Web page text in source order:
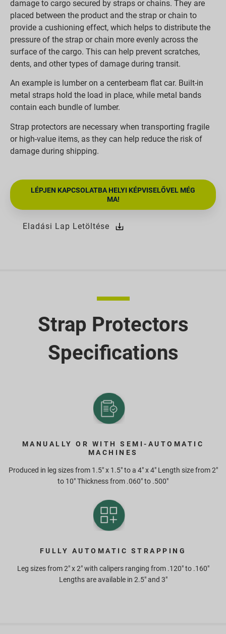
damage to cargo secured by straps or chains. They are
placed between the product and the strap or chain to
provide a cushioning effect, which helps to distribute the
pressure of the strap or chain more evenly across the
surface of the cargo. This can help prevent scratches,
dents, and other types of damage during transit.
An example is lumber on a centerbeam flat car. Built-in
metal straps hold the load in place, while metal bands
contain each bundle of lumber.
Strap protectors are necessary when transporting fragile
or high-value items, as they can help reduce the risk of
damage during shipping.
LÉPJEN KAPCSOLATBA HELYI KÉPVISELŐVEL MÉG
MA!
Eladási Lap Letöltése
Strap Protectors
Specifications
MANUALLY OR WITH SEMI-AUTOMATIC
MACHINES
Produced in leg sizes from 1.5" x 1.5" to a 4" x 4" Length size from 2"
to 10" Thickness from .060" to .500"
FULLY AUTOMATIC STRAPPING
Leg sizes from 2" x 2" with calipers ranging from .120" to .160"
Lengths are available in 2.5" and 3"